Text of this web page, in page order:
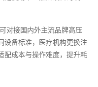
对接国内外主流品牌高压
设备标准，医疗机构更换注
配成本与操作难度，提升耗